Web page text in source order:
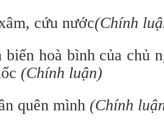
cứu nước(Chính
biến hoà bình của chủ
(Chính luận)
quên mình (Chính